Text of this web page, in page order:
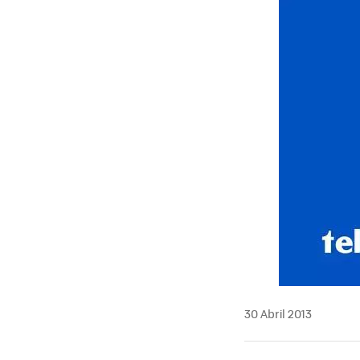
30 Abril 2013